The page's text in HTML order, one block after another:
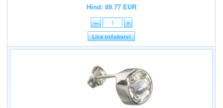
Hind: 89.77 EUR
—
+
Lisa ostukorvi